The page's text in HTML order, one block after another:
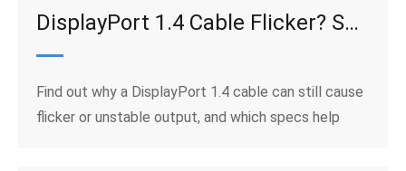
DisplayPort 1.4 Cable Flicker? Specs That Keep High-Resolution Screens Stable
Find out why a DisplayPort 1.4 cable can still cause
flicker or unstable output, and which specs help